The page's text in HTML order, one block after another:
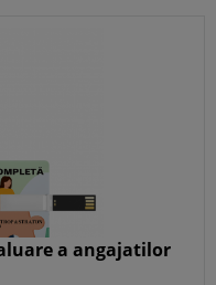
a angajatilor